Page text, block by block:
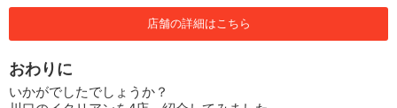
店舗の詳細はこちら
おわりに
いかがでしたでしょうか？